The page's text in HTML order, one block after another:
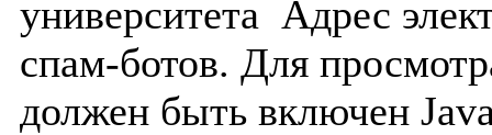
университета Адрес
спам-ботов. Для
должен быть включен